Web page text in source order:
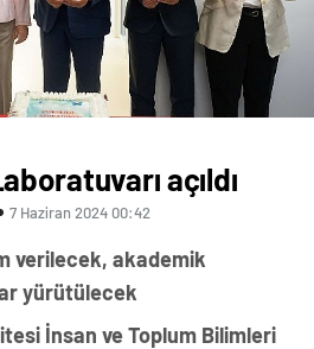
açıldı
7 Haziran 2024 00:42
verilecek, akademik
yürütülecek
İnsan ve Toplum Bilimleri